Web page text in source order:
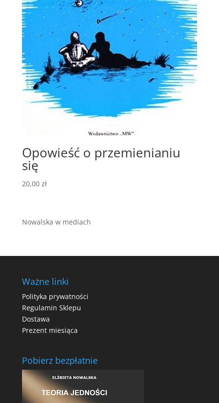
Opowieść o przemienianiu
się
20,00 zł
Nowalska w mediach
Ważne linki
Polityka prywatności
Regulamin Sklepu
Dostawa
Prezent miesiąca
Pobierz bezpłatnie